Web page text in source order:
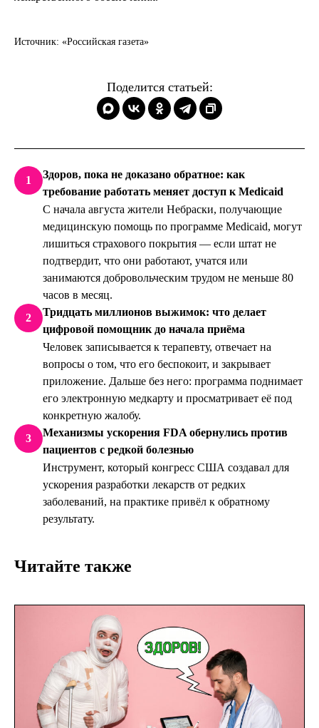
Источник: «Российская газета»
Поделится статьей:
1
Здоров, пока не доказано обратное: как
требование работать меняет доступ к Medicaid
С начала августа жители Небраски, получающие
медицинскую помощь по программе Medicaid, могут
лишиться страхового покрытия — если штат не
подтвердит, что они работают, учатся или
занимаются добровольческим трудом не меньше 80
часов в месяц.
2
Тридцать миллионов выжимок: что делает
цифровой помощник до начала приёма
Человек записывается к терапевту, отвечает на
вопросы о том, что его беспокоит, и закрывает
приложение. Дальше без него: программа поднимает
его электронную медкарту и просматривает её под
конкретную жалобу.
3
Механизмы ускорения FDA обернулись против
пациентов с редкой болезнью
Инструмент, который конгресс США создавал для
ускорения разработки лекарств от редких
заболеваний, на практике привёл к обратному
результату.
Читайте также